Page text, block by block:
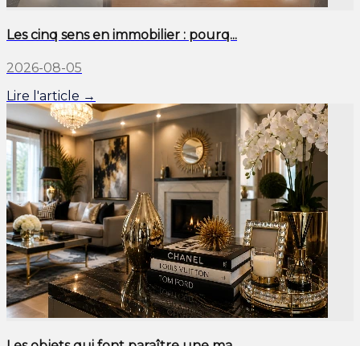
Les cinq sens en immobilier : pourq...
2026-08-05
Lire l'article →